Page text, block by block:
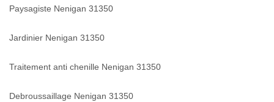
Paysagiste Nenigan 31350
Jardinier Nenigan 31350
Traitement anti chenille Nenigan 31350
Debroussaillage Nenigan 31350